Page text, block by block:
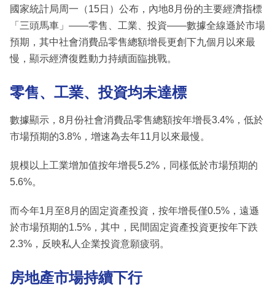
區
國家統計局周一（15日）公布，內地8月份的主要經濟指標
「三頭馬車」——零售、工業、投資——數據全線遜於市場
預期，其中社會消費品零售總額增長更創下九個月以來最
慢，顯示經濟復甦動力持續面臨挑戰。
零售、工業、投資均未達標
數據顯示，8月份社會消費品零售總額按年增長3.4%，低於
市場預期的3.8%，增速為去年11月以來最慢。
規模以上工業增加值按年增長5.2%，同樣低於市場預期的
5.6%。
而今年1月至8月的固定資產投資，按年增長僅0.5%，遠遜
於市場預期的1.5%，其中，民間固定資產投資更按年下跌
2.3%，反映私人企業投資意願疲弱。
房地產市場持續下行